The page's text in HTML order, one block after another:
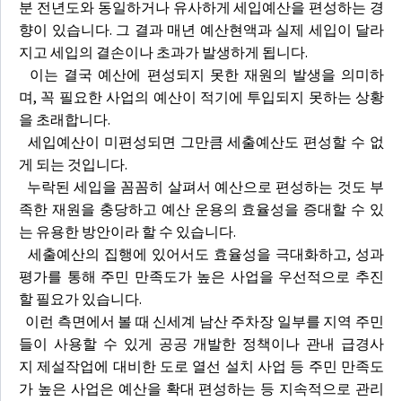
분 전년도와 동일하거나 유사하게 세입예산을 편성하는 경
향이 있습니다. 그 결과 매년 예산현액과 실제 세입이 달라
지고 세입의 결손이나 초과가 발생하게 됩니다.
이는 결국 예산에 편성되지 못한 재원의 발생을 의미하
며, 꼭 필요한 사업의 예산이 적기에 투입되지 못하는 상황
을 초래합니다.
세입예산이 미편성되면 그만큼 세출예산도 편성할 수 없
게 되는 것입니다.
누락된 세입을 꼼꼼히 살펴서 예산으로 편성하는 것도 부
족한 재원을 충당하고 예산 운용의 효율성을 증대할 수 있
는 유용한 방안이라 할 수 있습니다.
세출예산의 집행에 있어서도 효율성을 극대화하고, 성과
평가를 통해 주민 만족도가 높은 사업을 우선적으로 추진
할 필요가 있습니다.
이런 측면에서 볼 때 신세계 남산 주차장 일부를 지역 주민
들이 사용할 수 있게 공공 개발한 정책이나 관내 급경사
지 제설작업에 대비한 도로 열선 설치 사업 등 주민 만족도
가 높은 사업은 예산을 확대 편성하는 등 지속적으로 관리